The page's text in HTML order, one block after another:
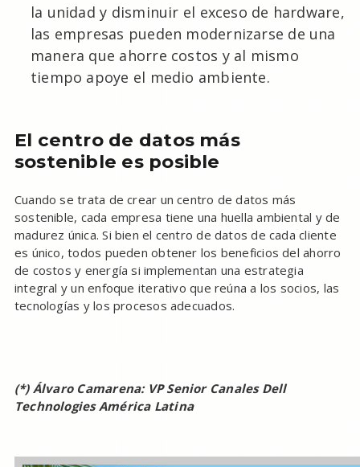
la unidad y disminuir el exceso de hardware,
las empresas pueden modernizarse de una
manera que ahorre costos y al mismo
tiempo apoye el medio ambiente.
El centro de datos más
sostenible es posible
Cuando se trata de crear un centro de datos más
sostenible, cada empresa tiene una huella ambiental y de
madurez única. Si bien el centro de datos de cada cliente
es único, todos pueden obtener los beneficios del ahorro
de costos y energía si implementan una estrategia
integral y un enfoque iterativo que reúna a los socios, las
tecnologías y los procesos adecuados.
(*) Álvaro Camarena: VP Senior Canales Dell
Technologies América Latina